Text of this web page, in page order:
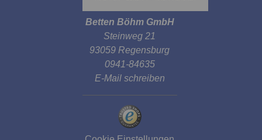
Betten Böhm GmbH
Steinweg 21
93059 Regensburg
0941-84635
E-Mail schreiben